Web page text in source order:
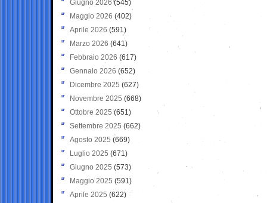
Giugno 2026 (545)
Maggio 2026 (402)
Aprile 2026 (591)
Marzo 2026 (641)
Febbraio 2026 (617)
Gennaio 2026 (652)
Dicembre 2025 (627)
Novembre 2025 (668)
Ottobre 2025 (651)
Settembre 2025 (662)
Agosto 2025 (669)
Luglio 2025 (671)
Giugno 2025 (573)
Maggio 2025 (591)
Aprile 2025 (622)